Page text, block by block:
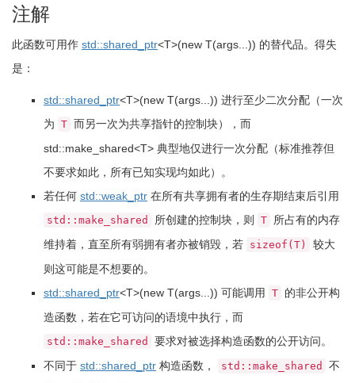
注解
此函数可用作 std::shared_ptr<T>(new T(args... )) 的替代品。得失
是：
std::shared_ptr<T>(new T(args... )) 进行至少二次分配（一次
为 T 而另一次为共享指针的控制块），而
std::make_shared<T> 典型地仅进行一次分配（标准推荐但
不要求如此，所有已知实现均如此）。
若任何 std::weak_ptr 在所有共享拥有者的生存期结束后引用
std::make_shared 所创建的控制块，则 T 所占有的内存
维持着，直至所有弱拥有者亦被销毁，若 sizeof(T)
较大
则这可能是不想要的。
std::shared_ptr<T>(new T(args... )) 可能调用 T 的非公开构
造函数，若在它可访问的语境中执行，而
std::make_shared
要求对被选择构造函数的公开访问。
不同于 std::shared_ptr 构造函数， std::make_shared
不